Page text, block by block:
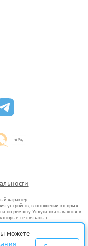
характер.
устройств, в отношении которых
по ремонту. Услуги оказываются в
не связаны с
представителями.
оборот в соответствии
услуг или введения
можете